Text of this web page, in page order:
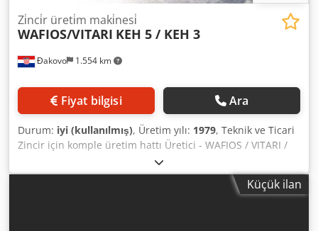
Đakovo 1.554 km
Zi̇nci̇r üreti̇m maki̇nesi̇
WAFIOS/VITARI KEH 5 / KEH 3
Fiyat bilgisi Ara
Durum: iyi (kullanılmış), Üretim yılı: 1979, Teknik ve Ticari
Zincir için komple üretim hattı Üretici - WAFIOS / VITARI /
DANIELI / IPSEN Yıl - 1979/1989 Fabrika İçeriği - Kaynak
makineleri 14 parça - Bükme makineleri 10 adet - Bükme +
kaynak makineleri - 2 adet ( Wafios KEH3 +KER3 ; Wafios
Küçük ilan